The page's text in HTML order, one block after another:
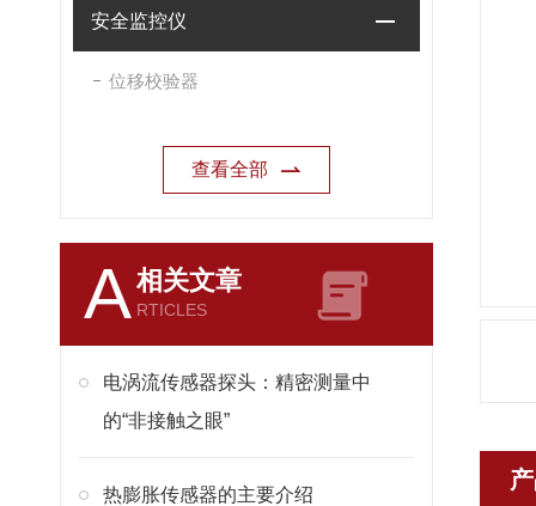
安全监控仪
位移校验器
查看全部
A相关文章
RTICLES
电涡流传感器探头：精密测量中
的“非接触之眼”
热膨胀传感器的主要介绍